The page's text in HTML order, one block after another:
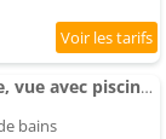
Chalet sous les sapins, calme, vue avec piscine et sauna
bains